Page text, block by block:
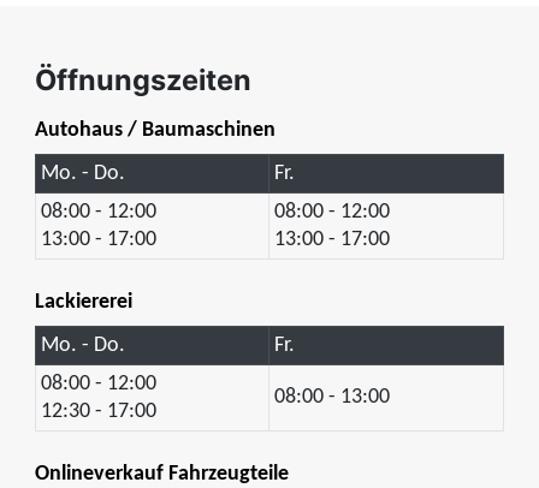
Öffnungszeiten
Autohaus / Baumaschinen
Mo. - Do.
Fr.
08:00 - 12:00
13:00 - 17:00
08:00 - 12:00
13:00 - 17:00
Lackiererei
Mo. - Do.
Fr.
08:00 - 12:00
12:30 - 17:00
08:00 - 13:00
Onlineverkauf Fahrzeugteile